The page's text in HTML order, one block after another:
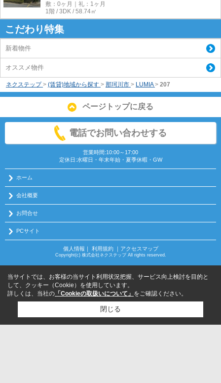
敷：0ヶ月｜礼：1ヶ月
1階 / 3DK / 58.74㎡
こだわり特集
新着物件
オススメ物件
ネクステップ > (賃貸)地域から探す > 那珂川市 > LUMIA > 207
ページトップに戻る
電話でお問い合わせする
営業時間:10:00～17:00
定休日:水曜日・年末年始・夏季休暇・GW
ホーム
会社概要
お問合せ
PCサイト
個人情報 ｜ 利用規約｜ アクセスマップ
Copyright(c) 株式会社ネクステップ All rights reserved.
当サイトでは、お客様の当サイト利用状況把握、サービス向上検討を目的と
して、クッキー（Cookie）を使用しています。
詳しくは、当社の 「Cookieの取扱いについて」 をご確認ください。
閉じる